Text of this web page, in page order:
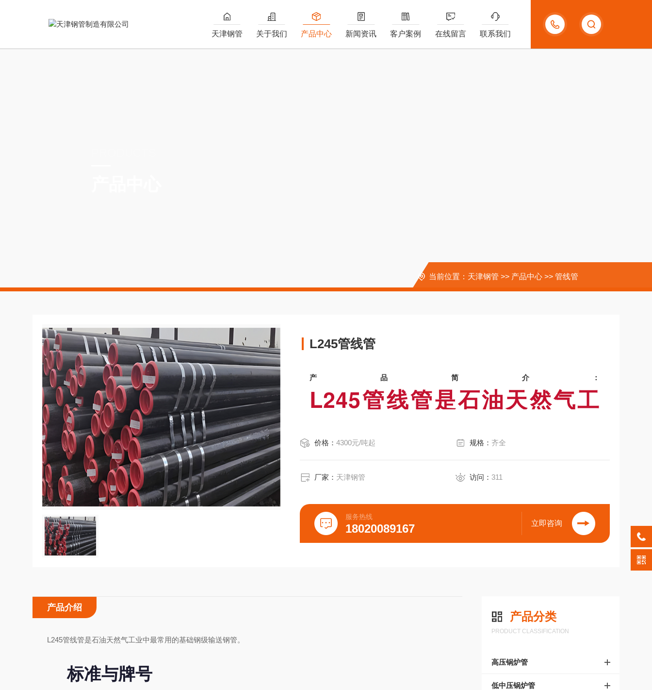
18020089167
天津钢管 关于我们 产品中心 新闻资讯 客户案例 在线留言 联系我们
当前位置： 天津钢管 >> 产品中心>> 管线管
L245管线管
产品简介：
L245管线管是石油天然气工
管。标准与牌号执行标准：
API SPEC
5L（PSL1/PSL2）、GB/T
9711-2017（PSL2）
牌号含义：L=Line pipe，
245=最低屈服强度245
价格：4300元/吨起 规格： 齐全
厂家： 天津钢管 访问： 311
服务热线
18020089167 立即咨询
产品分类
PRODUCT CLASSIFICATION
高压锅炉管
低中压锅炉管
产品介绍
L245管线管是石油天然气工业中最常用的基础钢级输送钢管。
标准与牌号